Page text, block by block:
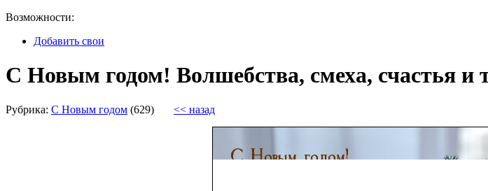
Возможности:
Добавить свои
С Новым годом! Волшебства, смеха, счастья и
Рубрика: С Новым годом (629) << назад